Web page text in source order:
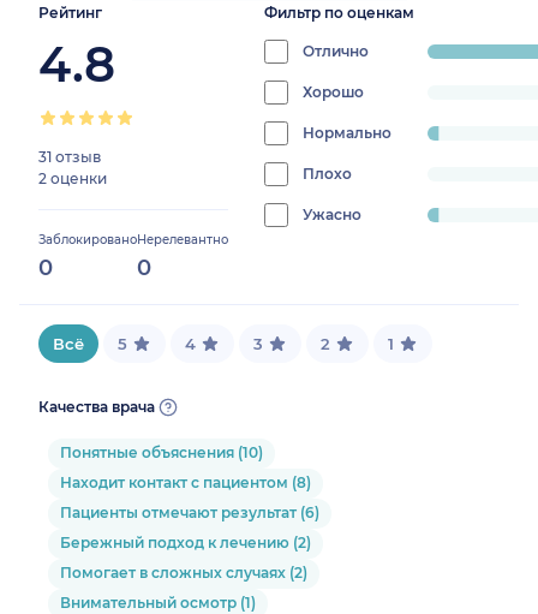
Рейтинг
4.8
31 отзыв
2 оценки
Заблокировано
0
Нерелевантно
0
Фильтр по оценкам
Отлично
progress:
Хорошо
0%
Нормально
3.0303030303030303%
Плохо
progress:
Ужасно
3.0303030303030303%
Всё 5 4 3 2 1
Качества врача
Понятные объяснения (10)
Находит контакт с пациентом (8)
Пациенты отмечают результат (6)
Бережный подход к лечению (2)
Помогает в сложных случаях (2)
Внимательный осмотр (1)